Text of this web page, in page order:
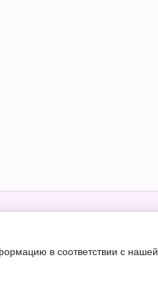
в соответствии с нашей